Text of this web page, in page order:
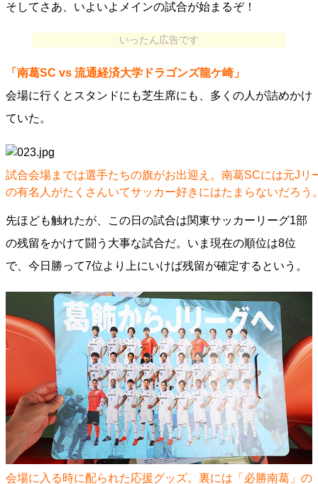
そしてさあ、いよいよメインの試合が始まるぞ！
いったん広告です
「南葛SC vs 流通経済大学ドラゴンズ龍ケ崎」
会場に行くとスタンドにも芝生席にも、多くの人が詰めかけ
ていた。
試合会場までは選手たちの旗がお出迎え。南葛SCには元Jリ
の有名人がたくさんいてサッカー好きにはたまらないだろう
先ほども触れたが、この日の試合は関東サッカーリーグ1部
の残留をかけて闘う大事な試合だ。いま現在の順位は8位
で、今日勝って7位より上にいけば残留が確定するという。
会場に入る時に配られた応援グッズ。裏には「必勝南葛」の